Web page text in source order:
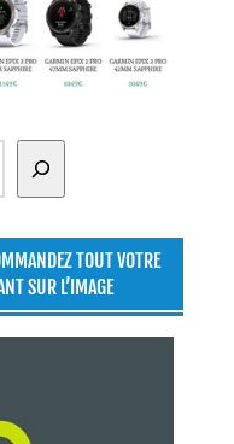
TOUT VOTRE
SUR L’IMAGE